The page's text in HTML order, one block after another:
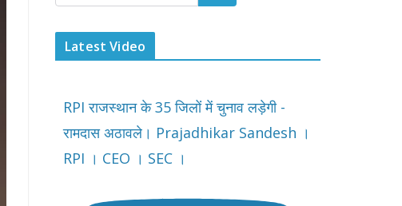
Latest Video
RPI राजस्थान के 35 जिलों में चुनाव लड़ेगी -
रामदास अठावले। Prajadhikar Sandesh ।
RPI । CEO । SEC ।